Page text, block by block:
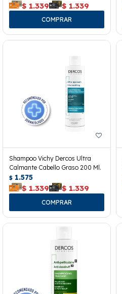
$ 1.339 $ 1.339
Shampoo Vichy Dercos Ultra
Calmante Cabello Graso 200 Ml.
$ 1.575
$ 1.339 $ 1.339